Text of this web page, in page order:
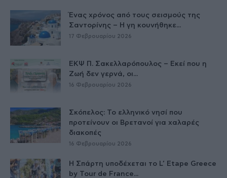
Ένας χρόνος από τους σεισμούς της
Σαντορίνης – Η γη κουνήθηκε...
17 Φεβρουαρίου 2026
ΕΚΨ Π. Σακελλαρόπουλος – Εκεί που η
Ζωή δεν γερνά, οι...
16 Φεβρουαρίου 2026
Σκόπελος: Το ελληνικό νησί που
προτείνουν οι Βρετανοί για χαλαρές
διακοπές
16 Φεβρουαρίου 2026
Η Σπάρτη υποδέχεται το L’ Etape Greece
by Tour de France...